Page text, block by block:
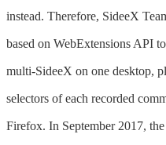
instead. Therefore, SideeX
based on WebExtensions API
multi-SideeX on one desktop,
selectors of each recorded
Firefox. In September 2017,